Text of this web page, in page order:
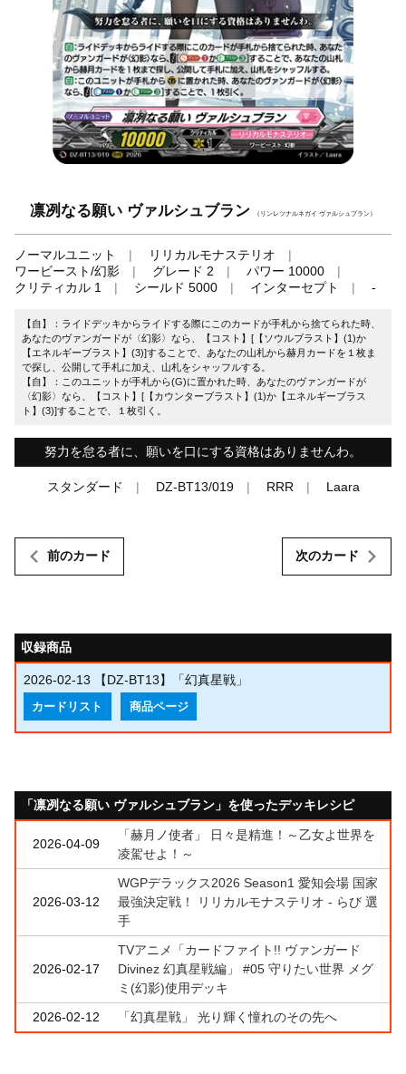
凛冽なる願い ヴァルシュブラン （リンレツナルネガイ ヴァルシュブラン）
ノーマルユニット
リリカルモナステリオ
ワービースト/幻影
グレード 2
パワー 10000
クリティカル 1
シールド 5000 インターセプト -
【自】：ライドデッキからライドする際にこのカードが手札から捨てられた時、
あなたのヴァンガードが〈幻影〉なら、【コスト】[【ソウルブラスト】(1)か
【エネルギーブラスト】(3)]することで、あなたの山札から赫月カードを１枚ま
で探し、公開して手札に加え、山札をシャッフルする。
【自】：このユニットが手札から(G)に置かれた時、あなたのヴァンガードが
〈幻影〉なら、【コスト】[【カウンターブラスト】(1)か【エネルギーブラス
ト】(3)]することで、１枚引く。
努力を怠る者に、願いを口にする資格はありませんわ。
スタンダード DZ-BT13/019 RRR Laara
前のカード 次のカード
収録商品
2026-02-13 【DZ-BT13】「幻真星戦」
カードリスト 商品ページ
「凛冽なる願い ヴァルシュブラン」を使ったデッキレシピ
2026-04-09
「赫月ノ使者」 日々是精進！～乙女よ世界を
凌駕せよ！～
2026-03-12
WGPデラックス2026 Season1 愛知会場 国家
最強決定戦！ リリカルモナステリオ - らび 選
手
2026-02-17
TVアニメ「カードファイト!! ヴァンガード
Divinez 幻真星戦編」 #05 守りたい世界 メグ
ミ(幻影)使用デッキ
2026-02-12
「幻真星戦」 光り輝く憧れのその先へ